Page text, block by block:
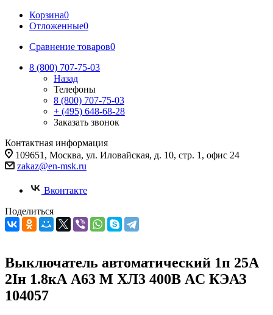
Корзина0
Отложенные0
Сравнение товаров0
8 (800) 707-75-03
Назад
Телефоны
8 (800) 707-75-03
+ (495) 648-68-28
Заказать звонок
Контактная информация
109651, Москва, ул. Иловайская, д. 10, стр. 1, офис 24
zakaz@en-msk.ru
Вконтакте
Поделиться
Выключатель автоматический 1п 25А
2Iн 1.8кА А63 М ХЛ3 400В AC КЭАЗ
104057